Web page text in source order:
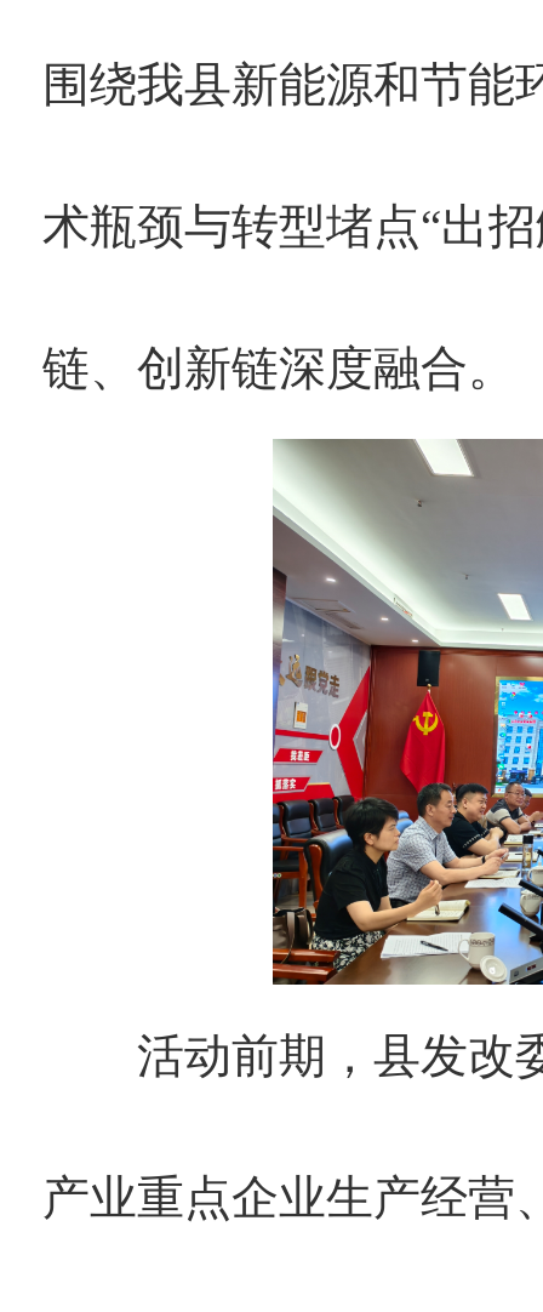
围绕我县新能源和节能
术瓶颈与转型堵点“出
链、创新链深度融合。
活动前期，县发改委
产业重点企业生产经营